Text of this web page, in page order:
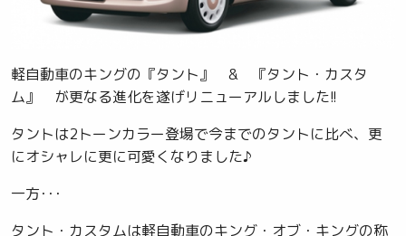
軽自動車のキングの『タント』 & 『タント・カスタ
ム』 が更なる進化を遂げリニューアルしました!!
タントは2トーンカラー登場で今までのタントに比べ、更
にオシャレに更に可愛くなりました♪
一方･･･
タント・カスタムは軽自動車のキング・オブ・キングの称